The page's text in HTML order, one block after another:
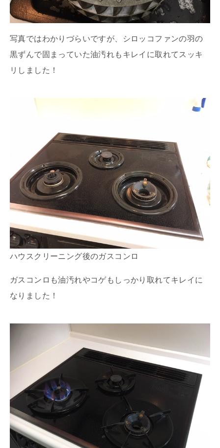
写真ではわかりづらいですが、シロッコファンの羽の
黒ずんで固まっていた油汚れもキレイに取れてスッキ
リしました！
ハウスクリーニング後のガスコンロ
ガスコンロも油汚れやコゲもしっかり取れてキレイに
なりました！